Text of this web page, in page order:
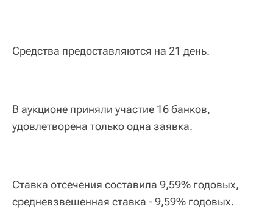
Средства предоставляются на 21 день.
В аукционе приняли участие 16 банков,
удовлетворена только одна заявка.
Ставка отсечения составила 9,59% годовых,
средневзвешенная ставка - 9,59% годовых.